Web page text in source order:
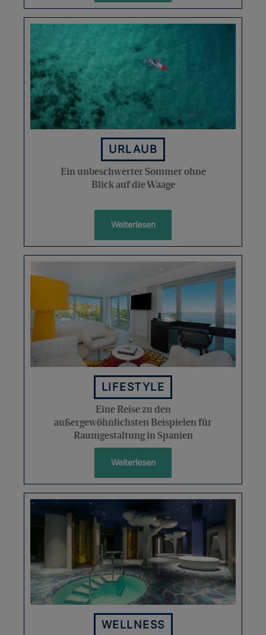
URLAUB
Ein unbeschwerter Sommer ohne
Blick auf die Waage
Weiterlesen
LIFESTYLE
Eine Reise zu den
außergewöhnlichsten Beispielen für
Raumgestaltung in Spanien
Weiterlesen
WELLNESS